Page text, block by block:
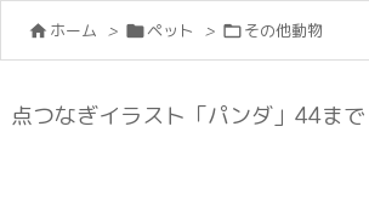
 ホーム > ペット > その他動物
点つなぎイラスト「パンダ」44まで